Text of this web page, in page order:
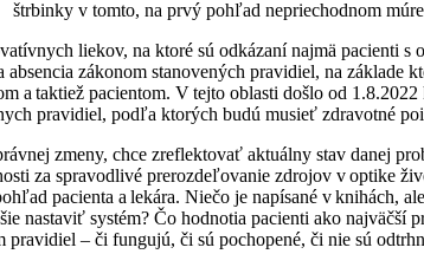
štrbinky v tomto, na prvý pohľad nepriechodnom
liekov, na ktoré sú odkázaní najmä
zákonom stanovených pravidiel, na
a taktiež pacientom. V tejto oblasti došlo od
pravidiel, podľa ktorých budú musieť zdravotné
zmeny, chce zreflektovať aktuálny stav danej
za spravodlivé prerozdeľovanie zdrojov v optike
pacienta a lekára. Niečo je napísané v
nastaviť systém? Čo hodnotia pacienti ako najväčší
pravidiel – či fungujú, či sú pochopené, či nie sú